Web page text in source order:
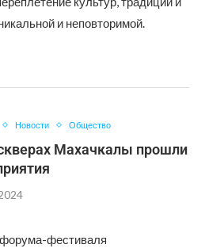
и неповторимой.
Новости Общество
Махачкалы прошли
фестиваля